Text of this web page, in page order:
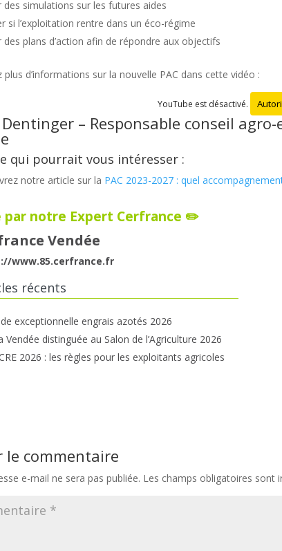
des simulations sur les futures aides
si l’exploitation rentre dans un éco-régime
des plans d’action afin de répondre aux objectifs
plus d’informations sur la nouvelle PAC dans cette vidéo :
YouTube est désactivé.
– Responsable conseil
qui pourrait vous intéresser :
notre article sur la PAC 2023-2027 : quel
par notre Expert Cerfrance ✏️
Vendée
www.85.cerfrance.fr
récents
exceptionnelle engrais azotés 2026
Vendée distinguée au Salon de l’Agriculture 2026
2026 : les règles pour les exploitants agricoles
le commentaire
e-mail ne sera pas publiée. Les champs obligatoires sont